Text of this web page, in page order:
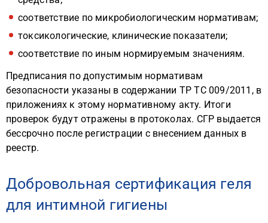
соответствие по микробиологическим нормативам;
токсикологические, клинические показатели;
соответствие по иным нормируемым значениям.
Предписания по допустимым нормативам
безопасности указаны в содержании ТР ТС 009/2011, в
приложениях к этому нормативному акту. Итоги
проверок будут отражены в протоколах. СГР выдается
бессрочно после регистрации с внесением данных в
реестр.
Добровольная сертификация геля
для интимной гигиены